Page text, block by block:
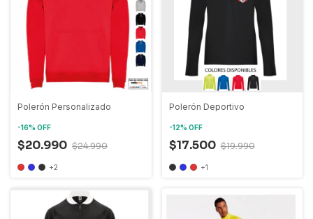
Polerón Personalizado
-16% OFF
$20.990 $24.990
+2
Polerón Deportivo
-12% OFF
$17.500 $19.990
+1